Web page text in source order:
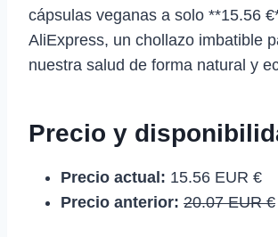
cápsulas veganas a solo **15.56
AliExpress, un chollazo imbatible
nuestra salud de forma natural y
Precio y
Precio actual: 15.56 EUR €
Precio anterior: 20.07 EUR €